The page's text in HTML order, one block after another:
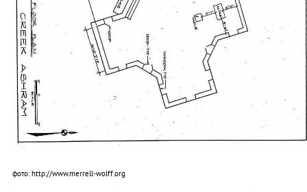
фото: http://www.merrell-wolff.org